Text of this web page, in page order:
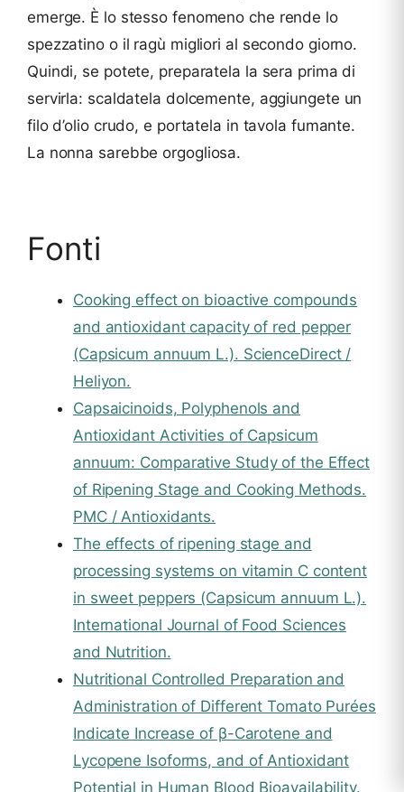
emerge. È lo stesso fenomeno che rende lo
spezzatino o il ragù migliori al secondo giorno.
Quindi, se potete, preparatela la sera prima di
servirla: scaldatela dolcemente, aggiungete un
filo d’olio crudo, e portatela in tavola fumante.
La nonna sarebbe orgogliosa.
Fonti
Cooking effect on bioactive compounds
and antioxidant capacity of red pepper
(Capsicum annuum L.). ScienceDirect /
Heliyon.
Capsaicinoids, Polyphenols and
Antioxidant Activities of Capsicum
annuum: Comparative Study of the Effect
of Ripening Stage and Cooking Methods.
PMC / Antioxidants.
The effects of ripening stage and
processing systems on vitamin C content
in sweet peppers (Capsicum annuum L.).
International Journal of Food Sciences
and Nutrition.
Nutritional Controlled Preparation and
Administration of Different Tomato Purées
Indicate Increase of β-Carotene and
Lycopene Isoforms, and of Antioxidant
Potential in Human Blood Bioavailability.